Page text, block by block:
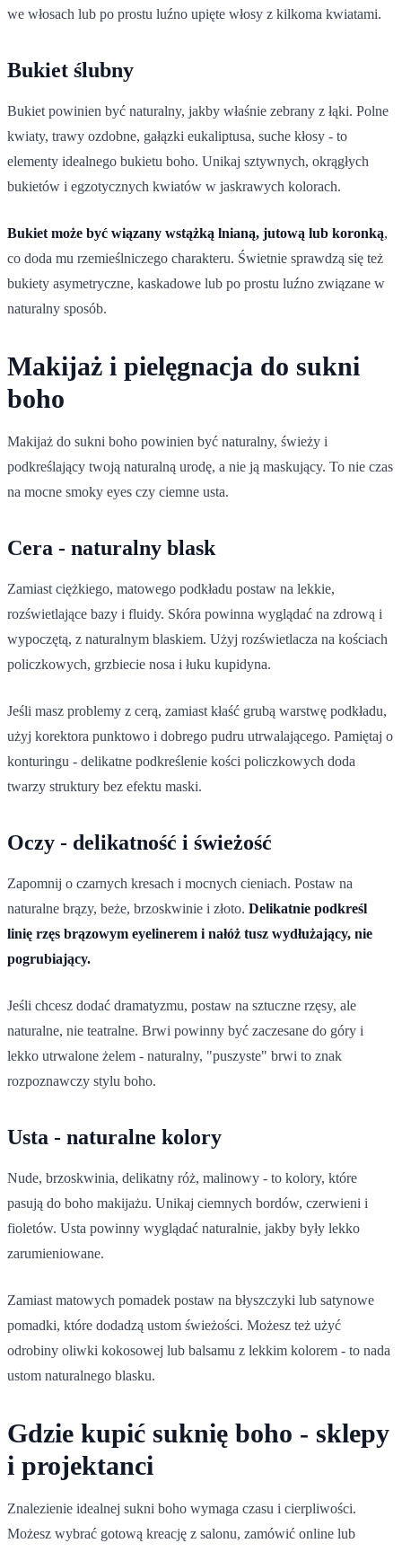
we włosach lub po prostu luźno upięte włosy z kilkoma kwiatami.
Bukiet ślubny
Bukiet powinien być naturalny, jakby właśnie zebrany z łąki. Polne
kwiaty, trawy ozdobne, gałązki eukaliptusa, suche kłosy - to
elementy idealnego bukietu boho. Unikaj sztywnych, okrągłych
bukietów i egzotycznych kwiatów w jaskrawych kolorach.
Bukiet może być wiązany wstążką lnianą, jutową lub koronką,
co doda mu rzemieślniczego charakteru. Świetnie sprawdzą się też
bukiety asymetryczne, kaskadowe lub po prostu luźno związane w
naturalny sposób.
Makijaż i pielęgnacja do sukni
boho
Makijaż do sukni boho powinien być naturalny, świeży i
podkreślający twoją naturalną urodę, a nie ją maskujący. To nie czas
na mocne smoky eyes czy ciemne usta.
Cera - naturalny blask
Zamiast ciężkiego, matowego podkładu postaw na lekkie,
rozświetlające bazy i fluidy. Skóra powinna wyglądać na zdrową i
wypoczętą, z naturalnym blaskiem. Użyj rozświetlacza na kościach
policzkowych, grzbiecie nosa i łuku kupidyna.
Jeśli masz problemy z cerą, zamiast kłaść grubą warstwę podkładu,
użyj korektora punktowo i dobrego pudru utrwalającego. Pamiętaj o
konturingu - delikatne podkreślenie kości policzkowych doda
twarzy struktury bez efektu maski.
Oczy - delikatność i świeżość
Zapomnij o czarnych kresach i mocnych cieniach. Postaw na
naturalne brązy, beże, brzoskwinie i złoto. Delikatnie podkreśl
linię rzęs brązowym eyelinerem i nałóż tusz wydłużający, nie
pogrubiający.
Jeśli chcesz dodać dramatyzmu, postaw na sztuczne rzęsy, ale
naturalne, nie teatralne. Brwi powinny być zaczesane do góry i
lekko utrwalone żelem - naturalny, "puszyste" brwi to znak
rozpoznawczy stylu boho.
Usta - naturalne kolory
Nude, brzoskwinia, delikatny róż, malinowy - to kolory, które
pasują do boho makijażu. Unikaj ciemnych bordów, czerwieni i
fioletów. Usta powinny wyglądać naturalnie, jakby były lekko
zarumieniowane.
Zamiast matowych pomadek postaw na błyszczyki lub satynowe
pomadki, które dodadzą ustom świeżości. Możesz też użyć
odrobiny oliwki kokosowej lub balsamu z lekkim kolorem - to nada
ustom naturalnego blasku.
Gdzie kupić suknię boho - sklepy
i projektanci
Znalezienie idealnej sukni boho wymaga czasu i cierpliwości.
Możesz wybrać gotową kreację z salonu, zamówić online lub